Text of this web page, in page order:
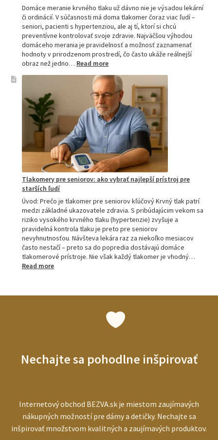
Domáce meranie krvného tlaku už dávno nie je výsadou lekární
či ordinácií. V súčasnosti má doma tlakomer čoraz viac ľudí –
seniori, pacienti s hypertenziou, ale aj tí, ktorí si chcú
preventívne kontrolovať svoje zdravie. Najväčšou výhodou
domáceho merania je pravidelnosť a možnosť zaznamenať
hodnoty v prirodzenom prostredí, čo často ukáže reálnejší
obraz než jedno… Read more:
tlakomer
porovnanie:
M2,
M3,
M6
a
M7
Tlakomery pre seniorov: ako vybrať najlepší prístroj pre
starších ľudí
Úvod: Prečo je tlakomer pre seniorov kľúčový Krvný tlak patrí
medzi základné ukazovatele zdravia. S pribúdajúcim vekom sa
riziko vysokého krvného tlaku (hypertenzie) zvyšuje a
pravidelná kontrola tlaku je preto pre seniorov
nevyhnutnosťou. Návšteva lekára raz za niekoľko mesiacov
často nestačí – preto sa do popredia dostávajú domáce
tlakomerové prístroje. Nie však každý tlakomer je vhodný…
Read more:
ľudí
Nechajte sa pohodlne inšpirovať
Internetový obchod BEZVA.sk je miestom zaujímavých
nákupných možností pre dámy a detičky. Nechajte sa
inšpirovať množstvom kvalitných a zaujímavých produktov.